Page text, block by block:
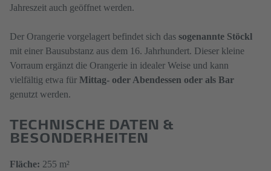
Jahreszeit auch geöffnet werden.
Der Orangerie vorgelagert befindet sich das sogenannte Stöckl
mit einer Bausubstanz aus dem 16. Jahrhundert. Dieser kleine
Vorraum ergänzt die Orangerie in idealer Weise und kann
vielfältig etwa für Mittag- oder Abendessen oder als Bar
genutzt werden.​​​​​​​
TECHNISCHE DATEN &
BESONDERHEITEN
Fläche: 255 m²